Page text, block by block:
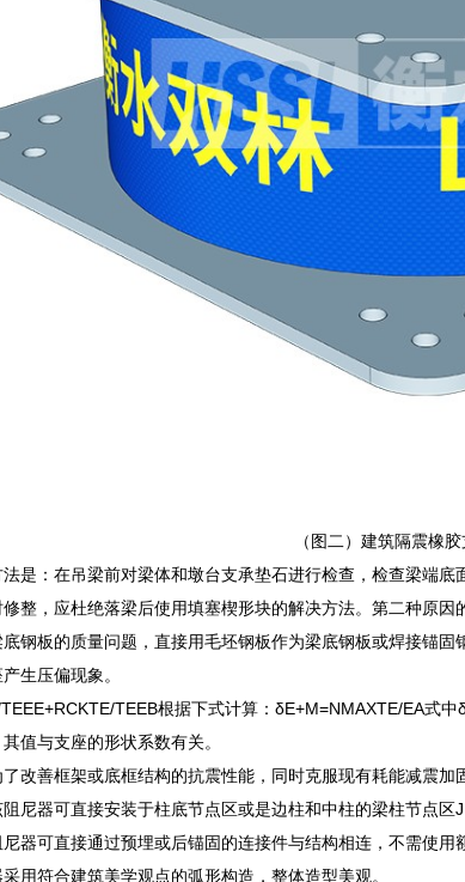
（图二）建筑隔震橡
是：在吊梁前对梁体和墩台支承垫石进行检查，检查梁端
整，应杜绝落梁后使用填塞楔形块的解决方法。第二种原
钢板的质量问题，直接用毛坯钢板作为梁底钢板或焊接锚
生压偏现象。
TEEB根据下式计算：δE+M=NMAXTE/EA式
值与支座的形状系数有关。
改善框架或底框结构的抗震性能，同时克服现有耗能减震
尼器可直接安装于柱底节点区或是边柱和中柱的梁柱节点
器可直接通过预埋或后锚固的连接件与结构相连，不需使
用符合建筑美学观点的弧形构造，整体造型美观。